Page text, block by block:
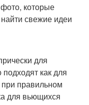
которые
свежие идеи
для
как для
при правильном
для вьющихся